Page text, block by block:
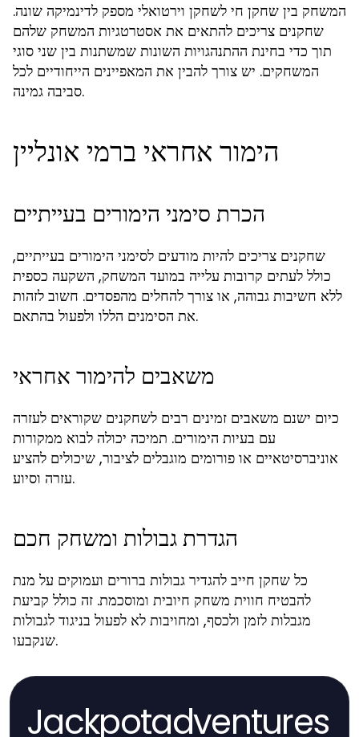
המשחק בין שחקן חי לשחקן וירטואלי מספק לדינמיקה שונה.
שחקנים צריכים להתאים את אסטרטגיות המשחק שלהם
תוך כדי בחינת ההתנהגויות השונות שמשתנות בין שני סוגי
המשחקים. יש צורך להבין את המאפיינים הייחודיים לכל
סביבה גמינה.
הימור אחראי ברמי אונליין
הכרת סימני הימורים בעייתיים
שחקנים צריכים להיות מודעים לסימני הימורים בעייתיים,
כולל לעתים קרובות עלייה במועד המשחק, השקעה כספית
ללא חשיבות גבוהה, או צורך להחלים מהפסדים. חשוב לזהות
את הסימנים הללו ולפעול בהתאם.
משאבים להימור אחראי
כיום ישנם משאבים זמינים רבים לשחקנים שקוראים לעזרה
עם בעיות הימורים. תמיכה יכולה לבוא ממקורות
אוניברסיטאיים או פורומים מוגבלים לציבור, שיכולים להציע
עזרה וסיוע.
הגדרת גבולות ומשחק חכם
כל שחקן חייב להגדיר גבולות ברורים ועמוקים על מנת
להבטיח חווית משחק חיובית ומוסכמת. זה כולל קביעת
מגבלות לזמן ולכסף, ומחויבות לא לפעול בניגוד לגבולות
שנקבעו.
Jackpotadventures